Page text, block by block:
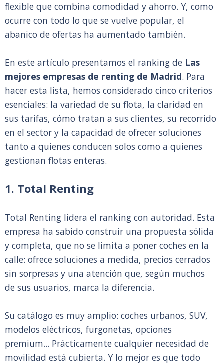
flexible que combina comodidad y ahorro. Y, como
ocurre con todo lo que se vuelve popular, el
abanico de ofertas ha aumentado también.
En este artículo presentamos el ranking de Las
mejores empresas de renting de Madrid. Para
hacer esta lista, hemos considerado cinco criterios
esenciales: la variedad de su flota, la claridad en
sus tarifas, cómo tratan a sus clientes, su recorrido
en el sector y la capacidad de ofrecer soluciones
tanto a quienes conducen solos como a quienes
gestionan flotas enteras.
1. Total Renting
Total Renting lidera el ranking con autoridad. Esta
empresa ha sabido construir una propuesta sólida
y completa, que no se limita a poner coches en la
calle: ofrece soluciones a medida, precios cerrados
sin sorpresas y una atención que, según muchos
de sus usuarios, marca la diferencia.
Su catálogo es muy amplio: coches urbanos, SUV,
modelos eléctricos, furgonetas, opciones
premium... Prácticamente cualquier necesidad de
movilidad está cubierta. Y lo mejor es que todo